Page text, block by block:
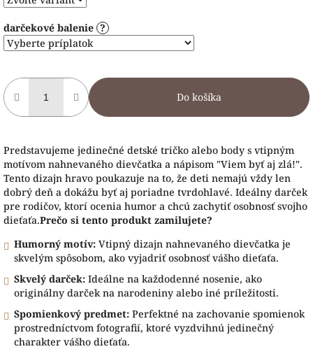
darčekové balenie ?
Do košíka
Predstavujeme jedinečné detské tričko alebo body s vtipným
motívom nahnevaného dievčatka a nápisom "Viem byť aj zlá!".
Tento dizajn hravo poukazuje na to, že deti nemajú vždy len
dobrý deň a dokážu byť aj poriadne tvrdohlavé. Ideálny darček
pre rodičov, ktorí ocenia humor a chcú zachytiť osobnosť svojho
dieťaťa.Prečo si tento produkt zamilujete?
Humorný motív: Vtipný dizajn nahnevaného dievčatka je
skvelým spôsobom, ako vyjadriť osobnosť vášho dieťaťa.
Skvelý darček: Ideálne na každodenné nosenie, ako
originálny darček na narodeniny alebo iné príležitosti.
Spomienkový predmet: Perfektné na zachovanie spomienok
prostredníctvom fotografií, ktoré vyzdvihnú jedinečný
charakter vášho dieťaťa.